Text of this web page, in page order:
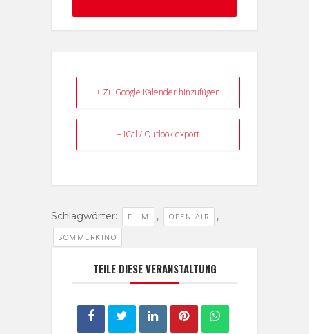
+ Zu Google Kalender hinzufügen
+ iCal / Outlook export
Schlagwörter: FILM , OPEN AIR ,
SOMMERKINO
TEILE DIESE VERANSTALTUNG